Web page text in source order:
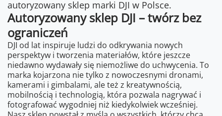
autoryzowany sklep marki DJI w Polsce.
Autoryzowany sklep DJI – twórz bez
ograniczeń
DJI od lat inspiruje ludzi do odkrywania nowych
perspektyw i tworzenia materiałów, które jeszcze
niedawno wydawały się niemożliwe do uchwycenia. To
marka kojarzona nie tylko z nowoczesnymi dronami,
kamerami i gimbalami, ale też z kreatywnością,
mobilnością i technologią, która pozwala nagrywać i
fotografować wygodniej niż kiedykolwiek wcześniej.